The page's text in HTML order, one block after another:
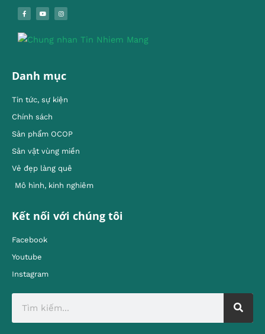
Danh mục
Tin tức, sự kiện
Chính sách
Sản phẩm OCOP
Sản vật vùng miền
Vẻ đẹp làng quê
Mô hình, kinh nghiêm
Kết nối với chúng tôi
Facebook
Youtube
Instagram